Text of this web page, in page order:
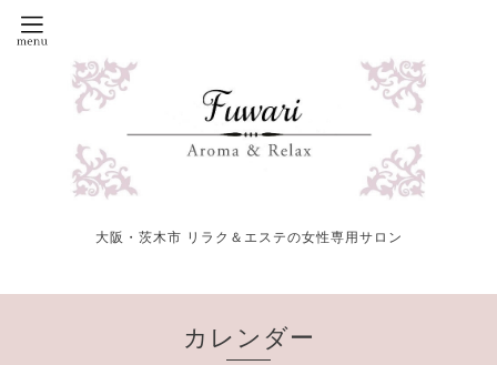
大阪・茨木市 リラク＆エステの女性専用サロン
カレンダー